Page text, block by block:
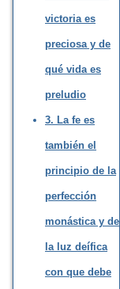
victoria es
preciosa y de
qué vida es
preludio
3. La fe es
también el
principio de la
perfección
monástica y de
la luz deífica
con que debe